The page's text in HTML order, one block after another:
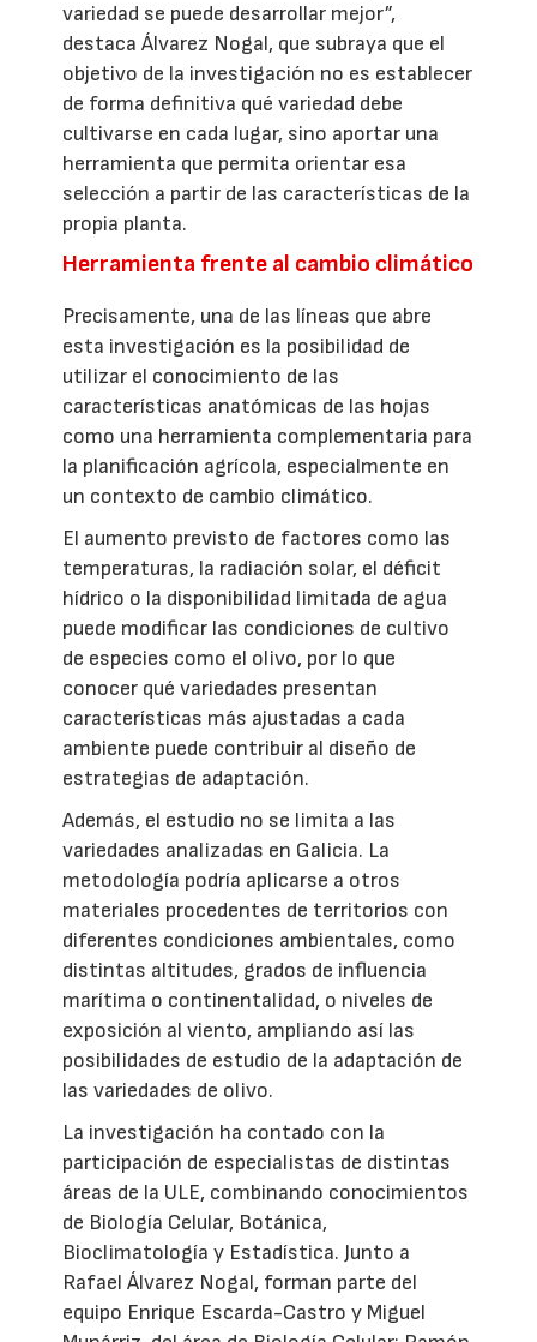
variedad se puede desarrollar mejor”,
destaca Álvarez Nogal, que subraya que el
objetivo de la investigación no es establecer
de forma definitiva qué variedad debe
cultivarse en cada lugar, sino aportar una
herramienta que permita orientar esa
selección a partir de las características de la
propia planta.
Herramienta frente al cambio climático
Precisamente, una de las líneas que abre
esta investigación es la posibilidad de
utilizar el conocimiento de las
características anatómicas de las hojas
como una herramienta complementaria para
la planificación agrícola, especialmente en
un contexto de cambio climático.
El aumento previsto de factores como las
temperaturas, la radiación solar, el déficit
hídrico o la disponibilidad limitada de agua
puede modificar las condiciones de cultivo
de especies como el olivo, por lo que
conocer qué variedades presentan
características más ajustadas a cada
ambiente puede contribuir al diseño de
estrategias de adaptación.
Además, el estudio no se limita a las
variedades analizadas en Galicia. La
metodología podría aplicarse a otros
materiales procedentes de territorios con
diferentes condiciones ambientales, como
distintas altitudes, grados de influencia
marítima o continentalidad, o niveles de
exposición al viento, ampliando así las
posibilidades de estudio de la adaptación de
las variedades de olivo.
La investigación ha contado con la
participación de especialistas de distintas
áreas de la ULE, combinando conocimientos
de Biología Celular, Botánica,
Bioclimatología y Estadística. Junto a
Rafael Álvarez Nogal, forman parte del
equipo Enrique Escarda-Castro y Miguel